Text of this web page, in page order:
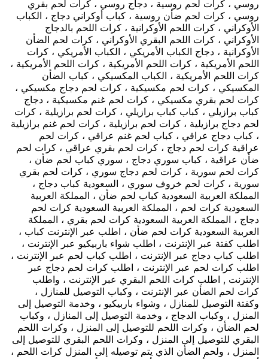
روسي ، كرات لحم روسية ، دجاج روسي ، كرات لحم بقري
روسي ، كرات لحم ضأن روسية ، كباب أوكراني دجاج ، الكباب
الأوكراني ، كرات اللحم الأوكرانية ، كرات اللحم بالدجاج
الأوكراني ، كرات اللحم البقري الأوكراني ، كرات لحم الضأن
الأوكرانية ، دجاج الكباب الأمريكي ، الكباب الأمريكي ، كرات
اللحم الأمريكية ، كرات اللحم الأمريكية ، كرات اللحم الأمريكية ،
كرات اللحم الأمريكية ، الكباب المكسيكي ، كباب الضأن
المكسيكي ، كرات لحم مكسيكية ، كرات لحم دجاج مكسيكي ،
كرات لحم بقري مكسيكي ، كرات لحم غنم مكسيكية ، دجاج
كباب برازيلي ، كباب كباب برازيلي ، كرات لحم برازيلية ، كرات
لحم دجاج برازيلية ، كرات لحم برازيلية ، كرات لحم غنم برازيلية
، كباب دجاج عراقي ، كباب لحم غنم عراقي ، كرات لحم
عراقية كرات لحم دجاج ، كرات لحم بقري عراقي ، كرات لحم
ضأن عراقية ، كباب سوري دجاج ، سوري كباب لحم ضأن ،
كرات لحم سورية ، كرات لحم دجاج سوري ، كرات لحم بقري
سورية ، كرات لحم خروف سوري ، السعودية كباب دجاج ،
المملكة العربية السعودية كباب لحم ضأن ، المملكة العربية
السعودية كرات لحم ، المملكة العربية السعودية كرات لحم
دجاج ، المملكة العربية السعودية كرات لحم بقري ، المملكة
العربية السعودية كرات لحم ضأن ، اطلب عبر الإنترنت كباب ،
اطلب كفتة عبر الإنترنت ، اطلب شواء باربيكيو عبر الإنترنت ،
اطلب كباب دجاج عبر الإنترنت ، اطلب كباب لحم عبر الإنترنت ،
اطلب كرات لحم عبر الإنترنت ، اطلب كرات لحم دجاج عبر
الإنترنت , اطلب كرات اللحم البقري عبر الإنترنت ، واطلب
كرات لحم الضأن عبر الإنترنت ، وكباب التوصيل للمنازل ،
وكفتة التوصيل للمنازل ، وشواء باربيكيو ، وخدمة التوصيل إلى
المنزل ، وكباب الدجاج ، وخدمة التوصيل إلى المنازل ، وكباب
لحم الضأن ، وكرات اللحم للتوصيل إلى المنزل ، وكرات اللحم
البقري للتوصيل إلى المنزل ، وكرات اللحم البقري للتوصيل إلى
المنزل ، ولحم الضأن الذي يتم توصيله إلى المنزل كرات اللحم ،